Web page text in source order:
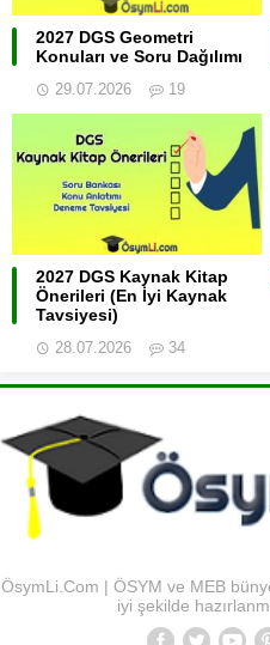
2027 DGS Geometri
Konuları ve Soru Dağılımı
29.07.2026 19
2027 DGS Kaynak Kitap
Önerileri (En İyi Kaynak
Tavsiyesi)
28.07.2026 34
ÖsymLi.Com | ÖSYM ve MEB
iyi şekilde